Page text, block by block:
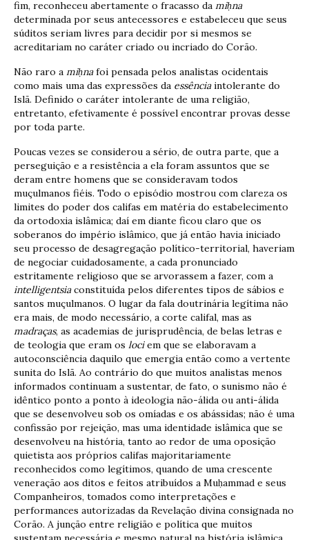
fim, reconheceu abertamente o fracasso da miḥna
determinada por seus antecessores e estabeleceu que seus
súditos seriam livres para decidir por si mesmos se
acreditariam no caráter criado ou incriado do Corão.
Não raro a miḥnafoi pensada pelos analistas ocidentais
como mais uma das expressões da essênciaintolerante do
Islã. Definido o caráter intolerante de uma religião,
entretanto, efetivamente é possível encontrar provas desse
por toda parte.
Poucas vezes se considerou a sério, de outra parte, que a
perseguição e a resistência a ela foram assuntos que se
deram entre homens que se consideravam todos
muçulmanos fiéis. Todo o episódio mostrou com clareza os
limites do poder dos califas em matéria do estabelecimento
da ortodoxia islâmica; daí em diante ficou claro que os
soberanos do império islâmico, que já então havia iniciado
seu processo de desagregação político-territorial, haveriam
de negociar cuidadosamente, a cada pronunciado
estritamente religioso que se arvorassem a fazer, com a
intelligentsiaconstituída pelos diferentes tipos de sábios e
santos muçulmanos. O lugar da fala doutrinária legítima não
era mais, de modo necessário, a corte califal, mas as
madraças, as academias de jurisprudência, de belas letras e
de teologia que eram os lociem que se elaboravam a
autoconsciência daquilo que emergia então como a vertente
sunita do Islã. Ao contrário do que muitos analistas menos
informados continuam a sustentar, de fato, o sunismo não é
idêntico ponto a ponto à ideologia não-álida ou anti-álida
que se desenvolveu sob os omíadas e os abássidas; não é uma
confissão por rejeição, mas uma identidade islâmica que se
desenvolveu na história, tanto ao redor de uma oposição
quietista aos próprios califas majoritariamente
reconhecidos como legítimos, quando de uma crescente
veneração aos ditos e feitos atribuídos a Muḥammad e seus
Companheiros, tomados como interpretações e
performances autorizadas da Revelação divina consignada no
Corão. A junção entre religião e política que muitos